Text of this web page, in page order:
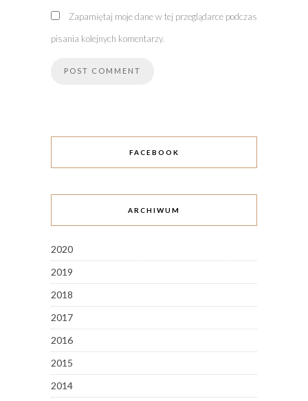
Zapamiętaj moje dane w tej przeglądarce podczas
pisania kolejnych komentarzy.
FACEBOOK
ARCHIWUM
2020
2019
2018
2017
2016
2015
2014